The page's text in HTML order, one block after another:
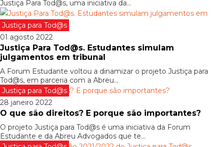
Justiça Para Tod@s, uma iniciativa da...
Justiça para Tod@s
01 agosto 2022
Justiça Para Tod@s. Estudantes simulam
julgamentos em tribunal
A Forum Estudante voltou a dinamizar o projeto Justiça para
Tod@s, em parceria com a Abreu...
Justiça para Tod@s
28 janeiro 2022
O que são direitos? E porque são importantes?
O projeto Justiça para Tod@s é uma iniciativa da Forum
Estudante e da Abreu Advogados que te...